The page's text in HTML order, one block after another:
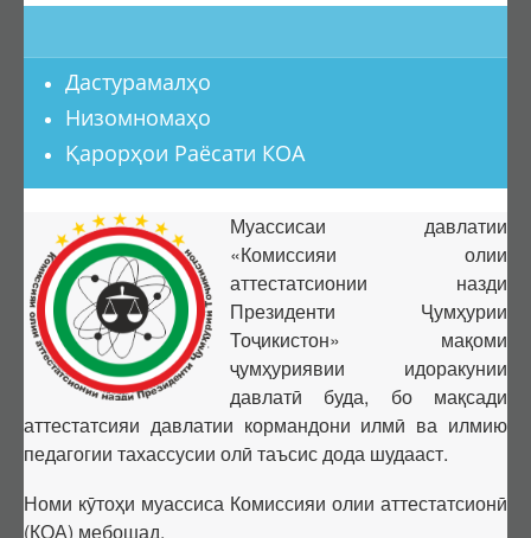
Намунаи ҳуҷҷатҳо барои таъсиси ШД
Тартиби бақайдгири давлатии диссертатсия
Ҳимояи якдаъфаина
Фармоишҳо оид ба тамдиди фаъолияти ШД
Номгӯи ҳуҷҷатҳо оид ба тамдиди ШД
Шӯроҳои экспертӣ (ШЭ)
Низомнома
Шӯроҳои амалкунанда
Тағйирот дар ҳайати ШЭ
Иттилоот аз ШЭ
Тартиби додани дараҷа ва унвонҳои илмӣ
Дастурамалҳо
Низомномаҳо
Қарорҳои Раёсати КОА
Муассисаи давлатии
«Комиссияи олии
аттестатсионии назди
Президенти Ҷумҳурии
Тоҷикистон» мақоми
ҷумҳуриявии идоракунии
давлатӣ буда, бо мақсади
аттестатсияи давлатии кормандони илмӣ ва илмию
педагогии тахассусии олӣ таъсис дода шудааст.
Номи кӯтоҳи муассиса Комиссияи олии аттестатсионӣ
(КОА) мебошад.